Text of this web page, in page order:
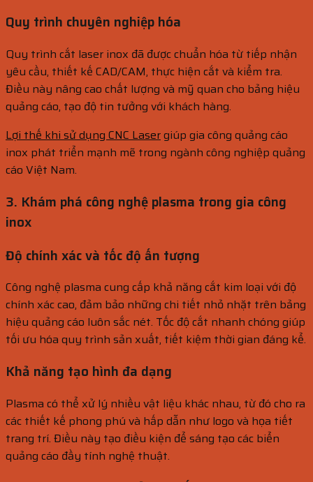
Quy trình chuyên nghiệp hóa
Quy trình cắt laser inox đã được chuẩn hóa từ tiếp nhận
yêu cầu, thiết kế CAD/CAM, thực hiện cắt và kiểm tra.
Điều này nâng cao chất lượng và mỹ quan cho bảng hiệu
quảng cáo, tạo độ tin tưởng với khách hàng.
Lợi thế khi sử dụng CNC Lasergiúp gia công quảng cáo
inox phát triển mạnh mẽ trong ngành công nghiệp quảng
cáo Việt Nam.
3. Khám phá công nghệ plasma trong gia công
inox
Độ chính xác và tốc độ ấn tượng
Công nghệ plasma cung cấp khả năng cắt kim loại với độ
chính xác cao, đảm bảo những chi tiết nhỏ nhặt trên bảng
hiệu quảng cáo luôn sắc nét. Tốc độ cắt nhanh chóng giúp
tối ưu hóa quy trình sản xuất, tiết kiệm thời gian đáng kể.
Khả năng tạo hình đa dạng
Plasma có thể xử lý nhiều vật liệu khác nhau, từ đó cho ra
các thiết kế phong phú và hấp dẫn như logo và họa tiết
trang trí. Điều này tạo điều kiện để sáng tạo các biển
quảng cáo đầy tính nghệ thuật.